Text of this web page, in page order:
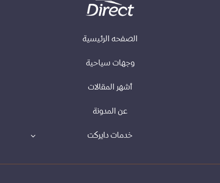
الصفحه الرئيسية
وجهات سياحية
أشهر المقالات
عن المدونة
خدمات دايركت